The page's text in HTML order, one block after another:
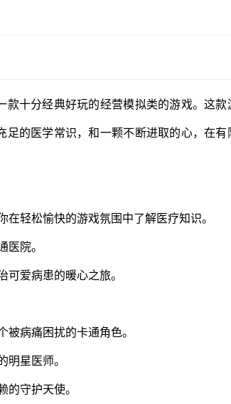
十分经典好玩的经营模拟类的游戏。这款
的医学常识，和一颗不断进取的心，在有
轻松愉快的游戏氛围中了解医疗知识。
医院。
爱病患的暖心之旅。
病痛困扰的卡通角色。
明星医师。
的守护天使。